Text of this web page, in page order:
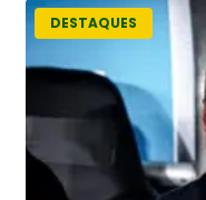
DESTAQUES